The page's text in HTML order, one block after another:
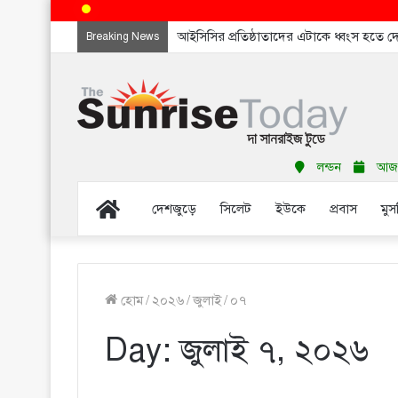
Breaking News আইসিসির প্রতিষ্ঠাতাদের এটাকে ধ্বংস হতে
লন্ডন আজ
Homeদেশজুড়ে সিলেট ইউকে প্রবাস
হোম/ ২০২৬/জুলাই/ ০৭
Day:জুলাই ৭, ২০২৬